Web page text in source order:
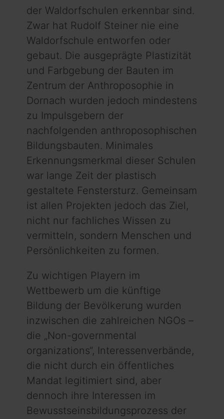
der Waldorfschulen erkennbar sind.
Zwar hat Rudolf Steiner nie eine
Waldorfschule entworfen oder
gebaut. Die ausgeprägte Plastizität
und Farbgebung der Bauten im
Zentrum der Anthroposophie in
Dornach wurden jedoch mindestens
zu Impulsgebern der
nachfolgenden anthroposophischen
Bildungsbauten. Minimales
Erkennungsmerkmal dieser Schulen
war lange Zeit der plastisch
gestaltete Fenstersturz. Gemeinsam
ist allen Projekten jedoch das Ziel,
nicht nur fachliches Wissen zu
vermitteln, sondern Menschen und
Persönlichkeiten zu formen.
Zu wichtigen Playern im
Wettbewerb um die künftige
Bildung der Bevölkerung wurden
inzwischen die zahlreichen NGOs –
die „Non-governmental
organizations“, Interessenverbände,
die nicht durch ein öffentliches
Mandat legitimiert sind, aber
dennoch ihre Interessen im
Bewusstseinsbildungsprozess der